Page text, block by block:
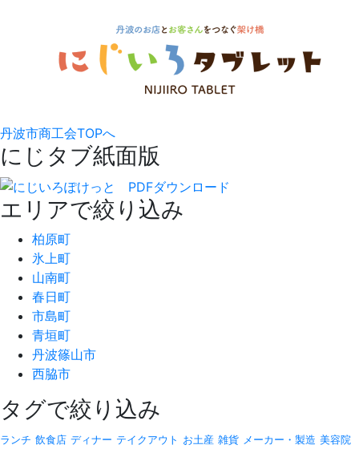
丹波市商工会TOPへ
にじタブ紙面版
エリアで絞り込み
柏原町
氷上町
山南町
春日町
市島町
青垣町
丹波篠山市
西脇市
タグで絞り込み
ランチ 飲食店 ディナー テイクアウト お土産 雑貨 メーカー・製造 美容院